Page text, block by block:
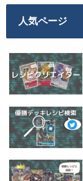
人気ページ